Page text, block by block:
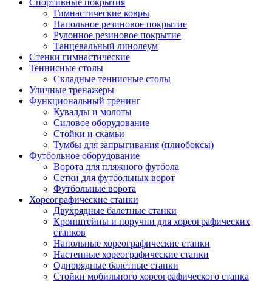
Гимнастические ковры
Напольное резиновое покрытие
Рулонное резиновое покрытие
Танцевальный линолеум
Стенки гимнастические
Теннисные столы
Складные теннисные столы
Уличные тренажеры
Функциональный тренинг
Кувалды и молоты
Силовое оборудование
Стойки и скамьи
Тумбы для запрыгивания (плиобоксы)
Футбольное оборудование
Ворота для пляжного футбола
Сетки для футбольных ворот
Футбольные ворота
Хореографические станки
Двухрядные балетные станки
Кронштейны и поручни для хореографических
станков
Напольные хореографические станки
Настенные хореографические станки
Однорядные балетные станки
Стойки мобильного хореографического станка